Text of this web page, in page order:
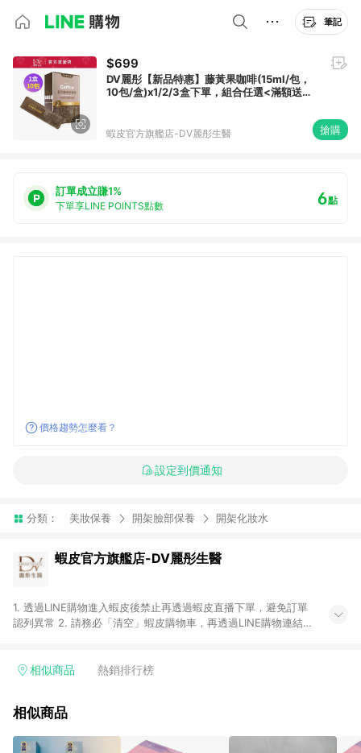
筆記
$699
DV麗彤【新品特惠】藤黃果咖啡(15ml/包，
10包/盒)x1/2/3盒下單，組合任選<滿額送水
蝦皮官方旗艦店-DV麗彤生醫 搶購
訂單成立賺1%
下單享LINE POINTS點數 6點
價格趨勢怎麼看？
設定到價通知
分類： 美妝保養 開架臉部保養 開架化妝水
蝦皮官方旗艦店-DV麗彤生醫
1. 透過LINE購物進入蝦皮後禁止再透過蝦皮直播下單，避免訂單
認列異常 2. 請務必「清空」蝦皮購物車，再透過LINE購物連結至
交易後，想下第二張訂單，請重新從LINE購物連結至蝦皮商店進
隸屬於蝦皮商城，點數回饋請依照「蝦皮超市」商店頁為主。 6.
主。 7. 點數回饋將依照蝦皮提供扣除折價券、運費與蝦幣後之最
相似商品 熱銷排行榜
相似商品